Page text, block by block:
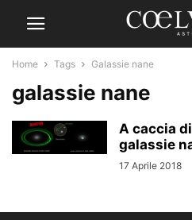
Home Tags Galassie nane
galassie nane
A caccia
galassie
17 Aprile 2018